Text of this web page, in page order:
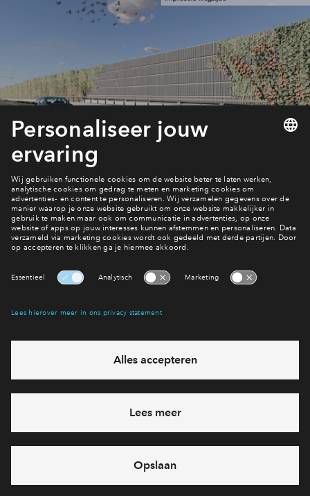
Meer nieuws lezen?
Naar het nieuwsoverzicht
eventuele projecten
Ja, ik wil mij aanmelden
Heb je een vraag en wil je direct antwoord? Bel ons op088
712 28 60
6 dagen per week beschikbaar (behalve tijdens
feestdagen)